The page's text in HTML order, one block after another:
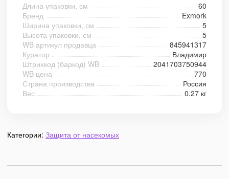
Длина упаковки, см
60
Бренд
Exmork
Ширина упаковки, см
5
Высота упаковки, см
5
WB артикул продавца
845941317
Куратор
Владимир
Штрихкод (баркод) WB
2041703750944
WB цена
770
Страна производства
Россия
Вес
0.27 кг
Категории: Защита от насекомых